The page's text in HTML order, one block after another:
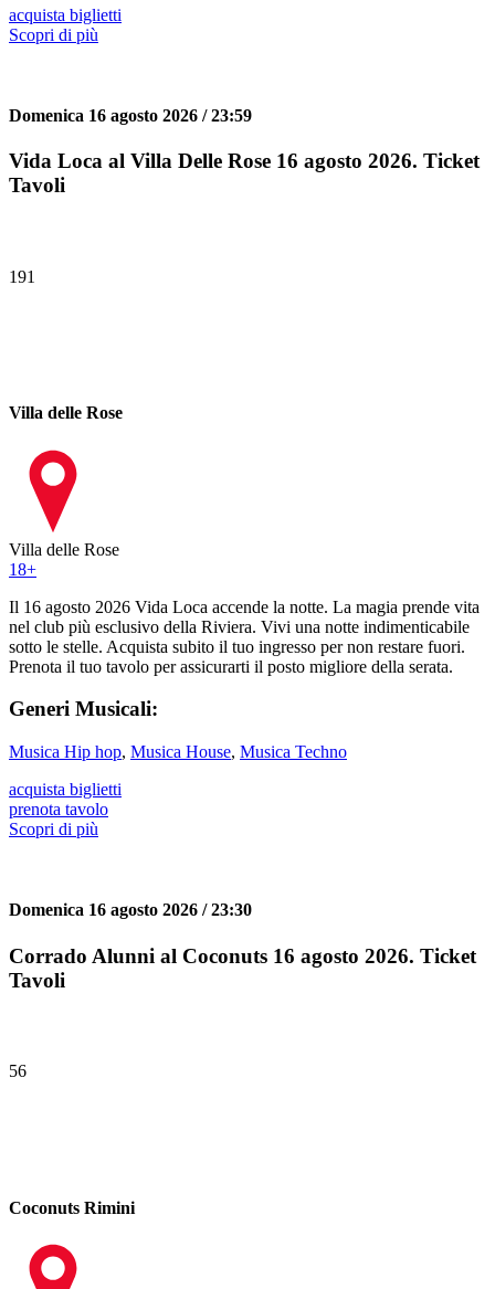
acquista biglietti
Scopri di più
Domenica 16 agosto 2026 / 23:59
Vida Loca al Villa Delle Rose 16 agosto 2026. Ticket
Tavoli
191
Villa delle Rose
Villa delle Rose
18+
Il 16 agosto 2026 Vida Loca accende la notte. La magia prende vita
nel club più esclusivo della Riviera. Vivi una notte indimenticabile
sotto le stelle. Acquista subito il tuo ingresso per non restare fuori.
Prenota il tuo tavolo per assicurarti il posto migliore della serata.
Generi Musicali:
Musica Hip hop, Musica House, Musica Techno
acquista biglietti
prenota tavolo
Scopri di più
Domenica 16 agosto 2026 / 23:30
Corrado Alunni al Coconuts 16 agosto 2026. Ticket
Tavoli
56
Coconuts Rimini